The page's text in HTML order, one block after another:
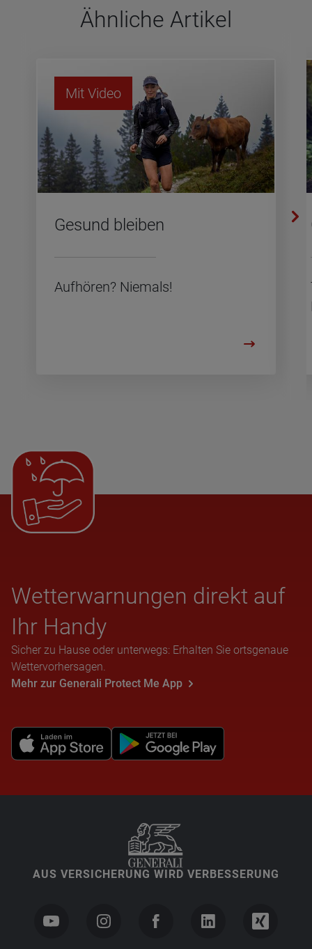
Ähn­li­che Arti­kel
Mit Video
Ge­sund blei­ben
Auf­hö­ren? Nie­mals!
Wet­ter­war­nun­gen direkt auf
Ihr Handy
Sicher zu Hause oder unterwegs: Erhalten Sie ortsgenaue
Wettervorhersagen.
Mehr zur Generali Protect Me App
AUS VERSICHERUNG WIRD VERBESSERUNG